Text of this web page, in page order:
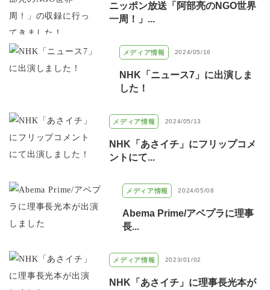
ニッポン放送「阿部亮のNGO世界
一周！」...
メディア情報 2024/05/16
NHK「ニュース7」に出演しま
した！
メディア情報 2024/05/13
NHK「あさイチ」にフリップコメ
ントにて...
メディア情報 2024/05/08
Abema Prime/アベプラに理事
長...
メディア情報 2023/01/02
NHK「あさイチ」に理事長光本が